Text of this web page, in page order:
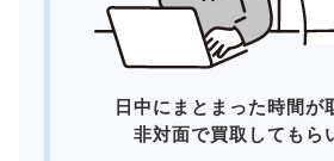
日中にまとまった時間が
非対面で買取してもら